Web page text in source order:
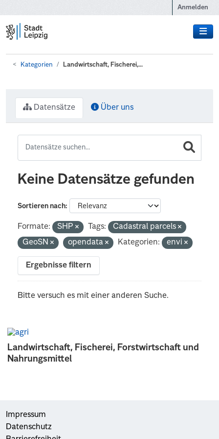
Anmelden
Kategorien Landwirtschaft, Fischerei,...
Landwirtschaft, Fischerei, Forstwirtschaft und
Nahrungsmittel
Datensätze Über uns
Keine Datensätze gefunden
Sortieren nach
Formate: SHP Tags:
Cadastral parcels
GeoSN
opendata Kategorien: envi
Ergebnisse filtern
Bitte versuch es mit einer anderen Suche.
Impressum
Datenschutz